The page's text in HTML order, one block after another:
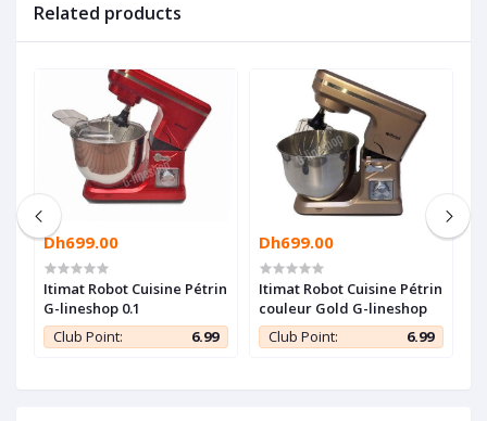
Related products
Dh699.00
Itimat Robot Cuisine Pétrin
G-lineshop 0.1
Club Point:
6.99
Dh699.00
Itimat Robot Cuisine Pétrin
couleur Gold G-lineshop
Club Point:
6.99